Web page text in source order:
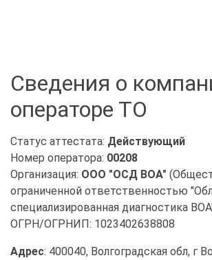
Сведения о
операторе ТО
Статус аттестата: Действующий
Номер оператора: 00208
Организация: ООО "ОСД ВОА"
ограниченной ответственностью
специализированная диагностика
ОГРН/ОГРНИП: 1023402638808
Адрес: 400040, Волгоградская обл, г